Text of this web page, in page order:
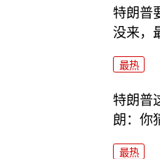
特朗普
没来，
最热
特朗普
朗：你
最热